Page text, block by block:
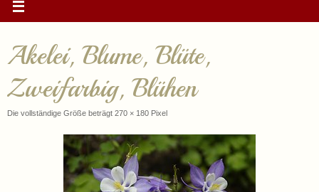
Akelei, Blume, Blüte,
Zweifarbig, Blühen
Die vollständige Größe beträgt 270 × 180 Pixel